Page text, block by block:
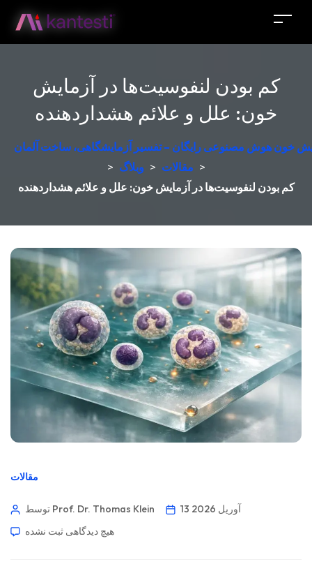
کم بودن لنفوسیت‌ها در آزمایش
خون: علل و علائم هشداردهنده
خون هوش مصنوعی رایگان – تفسیر آزمایشگاهی، ساخت آلمان
> وبلاگ > مقالات >
کم بودن لنفوسیت‌ها در آزمایش خون: علل و علائم هشداردهنده
مقالات
توسط Prof. Dr. Thomas Klein
13 آوریل 2026
هیچ دیدگاهی ثبت نشده